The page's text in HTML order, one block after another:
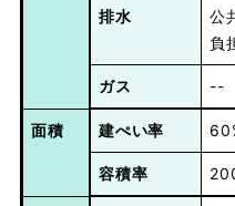
排水
公
負
ガス --
面積 建ぺい率
容積率